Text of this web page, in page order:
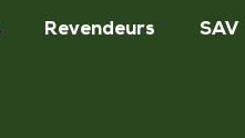
Revendeurs SAV